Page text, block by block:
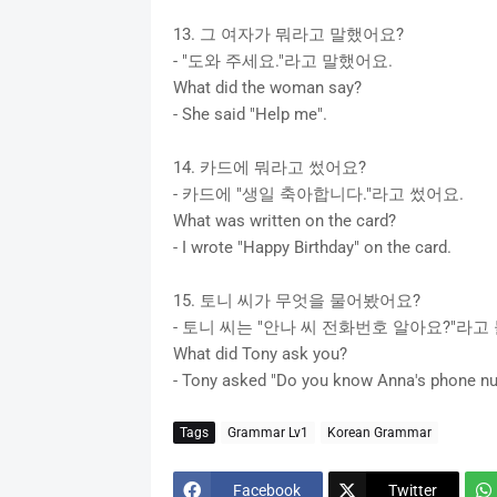
13. 그 여자가 뭐라고 말했어요?
- "도와 주세요."라고 말했어요.
What did the woman say?
- She said "Help me".
14. 카드에 뭐라고 썼어요?
- 카드에 "생일 축아합니다."라고 썼어요.
What was written on the card?
- I wrote "Happy Birthday" on the card.
15. 토니 씨가 무엇을 물어봤어요?
- 토니 씨는 "안나 씨 전화번호 알아요?"라고
What did Tony ask you?
- Tony asked "Do you know Anna's phone
Tags Grammar Lv1 Korean Grammar
Facebook Twitter